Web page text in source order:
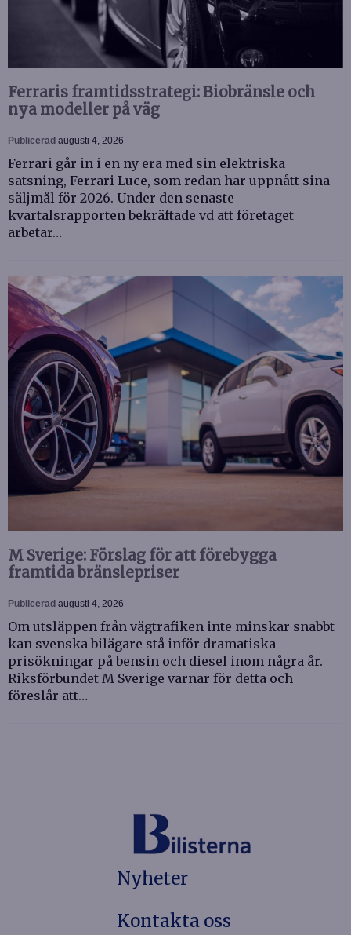
Ferraris framtidsstrategi: Biobränsle och
nya modeller på väg
Publicerad augusti 4, 2026
Ferrari går in i en ny era med sin elektriska
satsning, Ferrari Luce, som redan har uppnått sina
säljmål för 2026. Under den senaste
kvartalsrapporten bekräftade vd att företaget
arbetar…
M Sverige: Förslag för att förebygga
framtida bränslepriser
Publicerad augusti 4, 2026
Om utsläppen från vägtrafiken inte minskar snabbt
kan svenska bilägare stå inför dramatiska
prisökningar på bensin och diesel inom några år.
Riksförbundet M Sverige varnar för detta och
föreslår att…
Nyheter
Kontakta oss